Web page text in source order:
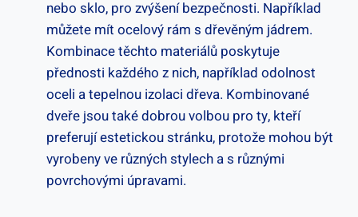
nebo sklo, pro zvýšení bezpečnosti. Například
můžete mít ocelový rám s dřevěným jádrem.
Kombinace těchto materiálů poskytuje
přednosti každého z nich, například odolnost
oceli a tepelnou izolaci dřeva. Kombinované
dveře jsou také dobrou volbou pro ty, kteří
preferují estetickou stránku, protože mohou být
vyrobeny ve různých stylech a s různými
povrchovými úpravami.